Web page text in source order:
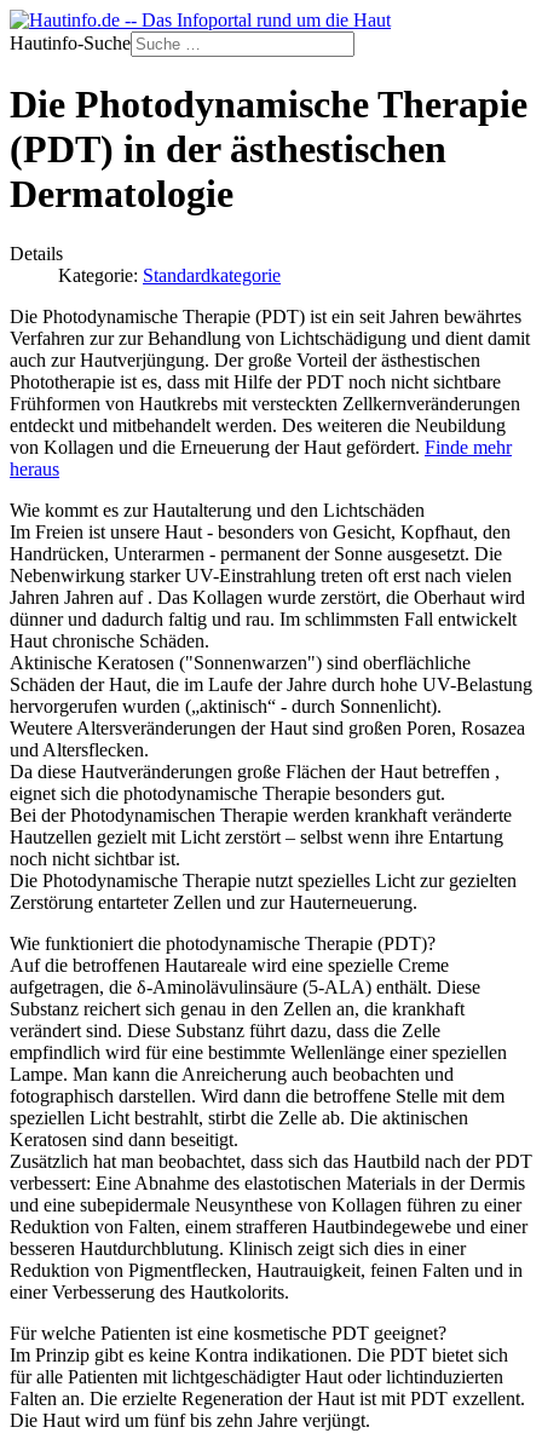
Hautinfo-Suche
Die Photodynamische Therapie
(PDT) in der ästhestischen
Dermatologie
Details
Kategorie: Standardkategorie
Die Photodynamische Therapie (PDT) ist ein seit Jahren bewährtes
Verfahren zur zur Behandlung von Lichtschädigung und dient damit
auch zur Hautverjüngung. Der große Vorteil der ästhestischen
Phototherapie ist es, dass mit Hilfe der PDT noch nicht sichtbare
Frühformen von Hautkrebs mit versteckten Zellkernveränderungen
entdeckt und mitbehandelt werden. Des weiteren die Neubildung
von Kollagen und die Erneuerung der Haut gefördert. Finde mehr
heraus
Wie kommt es zur Hautalterung und den Lichtschäden
Im Freien ist unsere Haut - besonders von Gesicht, Kopfhaut, den
Handrücken, Unterarmen - permanent der Sonne ausgesetzt. Die
Nebenwirkung starker UV-Einstrahlung treten oft erst nach vielen
Jahren Jahren auf . Das Kollagen wurde zerstört, die Oberhaut wird
dünner und dadurch faltig und rau. Im schlimmsten Fall entwickelt
Haut chronische Schäden.
Aktinische Keratosen ("Sonnenwarzen") sind oberflächliche
Schäden der Haut, die im Laufe der Jahre durch hohe UV-Belastung
hervorgerufen wurden („aktinisch“ - durch Sonnenlicht).
Weutere Altersveränderungen der Haut sind großen Poren, Rosazea
und Altersflecken.
Da diese Hautveränderungen große Flächen der Haut betreffen ,
eignet sich die photodynamische Therapie besonders gut.
Bei der Photodynamischen Therapie werden krankhaft veränderte
Hautzellen gezielt mit Licht zerstört – selbst wenn ihre Entartung
noch nicht sichtbar ist.
Die Photodynamische Therapie nutzt spezielles Licht zur gezielten
Zerstörung entarteter Zellen und zur Hauterneuerung.
Wie funktioniert die photodynamische Therapie (PDT)?
Auf die betroffenen Hautareale wird eine spezielle Creme
aufgetragen, die δ-Aminolävulinsäure (5-ALA) enthält. Diese
Substanz reichert sich genau in den Zellen an, die krankhaft
verändert sind. Diese Substanz führt dazu, dass die Zelle
empfindlich wird für eine bestimmte Wellenlänge einer speziellen
Lampe. Man kann die Anreicherung auch beobachten und
fotographisch darstellen. Wird dann die betroffene Stelle mit dem
speziellen Licht bestrahlt, stirbt die Zelle ab. Die aktinischen
Keratosen sind dann beseitigt.
Zusätzlich hat man beobachtet, dass sich das Hautbild nach der PDT
verbessert: Eine Abnahme des elastotischen Materials in der Dermis
und eine subepidermale Neusynthese von Kollagen führen zu einer
Reduktion von Falten, einem strafferen Hautbindegewebe und einer
besseren Hautdurchblutung. Klinisch zeigt sich dies in einer
Reduktion von Pigmentflecken, Hautrauigkeit, feinen Falten und in
einer Verbesserung des Hautkolorits.
Für welche Patienten ist eine kosmetische PDT geeignet?
Im Prinzip gibt es keine Kontra indikationen. Die PDT bietet sich
für alle Patienten mit lichtgeschädigter Haut oder lichtinduzierten
Falten an. Die erzielte Regeneration der Haut ist mit PDT exzellent.
Die Haut wird um fünf bis zehn Jahre verjüngt.